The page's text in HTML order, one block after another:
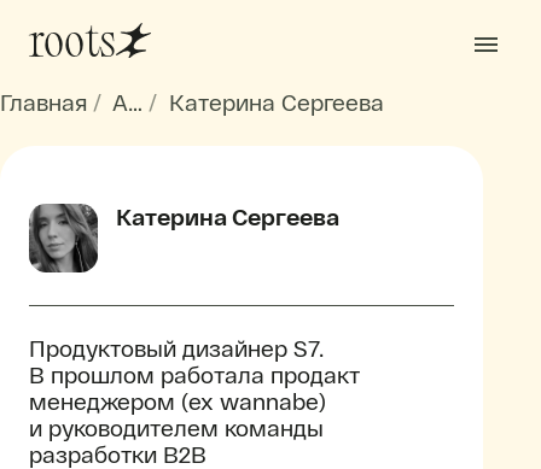
roots
Главная Авторы Катерина Сергеева
Катерина Сергеева
Продуктовый дизайнер S7.
В прошлом работала продакт
менеджером (ex wannabe)
и руководителем команды
разработки B2B